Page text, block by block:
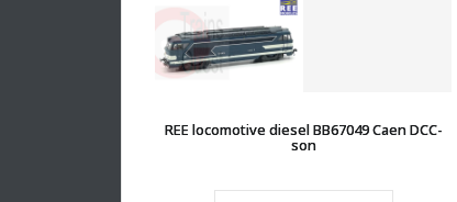
REE locomotive diesel BB67049 Caen DCC-
son